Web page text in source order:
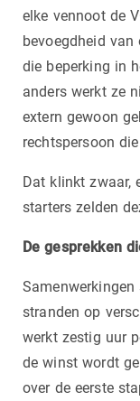
elke vennoot de
bevoegdheid van
die beperking in
anders werkt ze
extern gewoon
rechtspersoon
Dat klinkt zwaar,
starters zelden
De gesprekken
stranden op
werkt zestig uur
de winst wordt
over de eerste